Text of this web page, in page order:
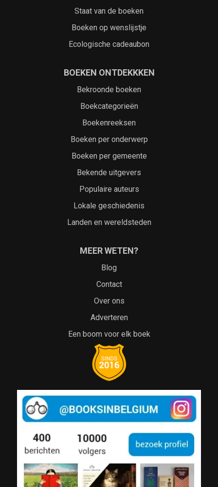
Staat van de boeken
Boeken op wenslijstje
Ecologische cadeaubon
BOEKEN ONTDEKKKEN
Bekroonde boeken
Boekcategorieën
Boekenreeksen
Boeken per onderwerp
Boeken per gemeente
Bekende uitgevers
Populaire auteurs
Lokale geschiedenis
Landen en wereldsteden
MEER WETEN?
Blog
Contact
Over ons
Adverteren
Een boom voor elk boek